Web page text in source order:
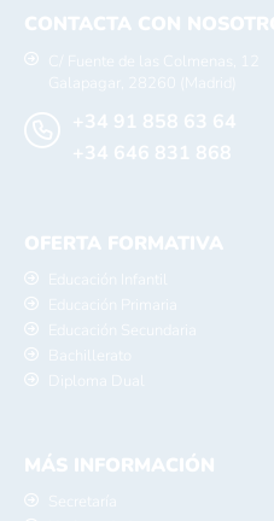
CONTACTA CON
C/ Fuente de las Colmenas, 12
Galapagar, 28260 (Madrid)
+34 91 858 63 64
+34 646 831 868
OFERTA FORMATIVA
Educación Infantil
Educación Primaria
Educación Secundaria
Bachillerato
Diploma Dual
MÁS INFORMACIÓN
Secretaría